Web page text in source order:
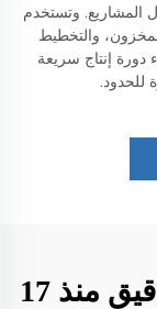
المشاريع. وتستخدم
والتخطيط
دورة إنتاج سريعة
للحدود.
شنتشن سينورايز: تصنيع دقيق منذ 17